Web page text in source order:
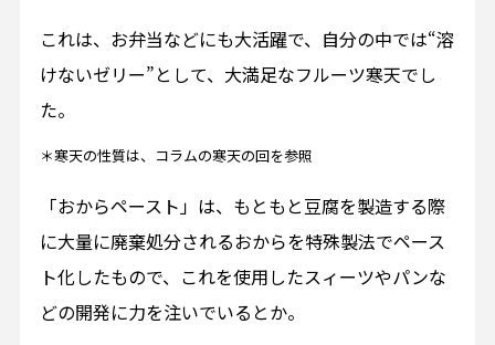
これは、お弁当などにも大活躍で、自分の中では“溶
けないゼリー”として、大満足なフルーツ寒天でし
た。
＊寒天の性質は、コラムの寒天の回を参照
「おからペースト」は、もともと豆腐を製造する際
に大量に廃棄処分されるおからを特殊製法でペース
ト化したもので、これを使用したスィーツやパンな
どの開発に力を注いでいるとか。